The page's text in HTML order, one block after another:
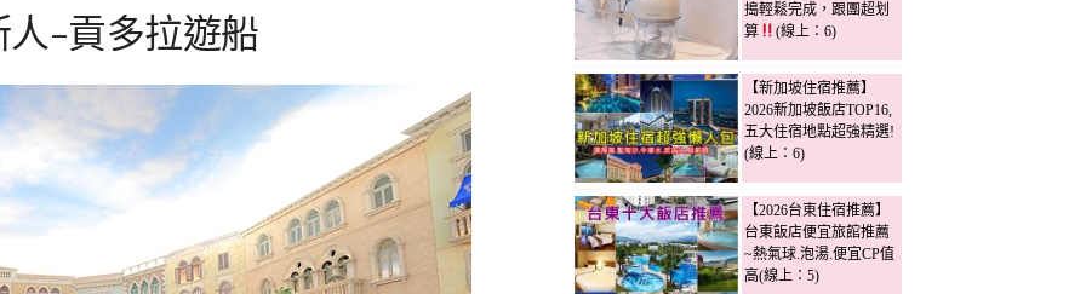
人-貢多拉遊船
搗輕鬆完成，跟團超划
算
(線上：6)
【新加坡住宿推薦】
2026新加坡飯店TOP16,
五大住宿地點超強精選!
(線上：6)
【2026台東住宿推薦】
台東飯店便宜旅館推薦
~熱氣球.泡湯.便宜CP值
高(線上：5)